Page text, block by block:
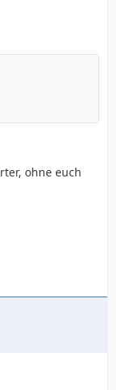
ohne euch